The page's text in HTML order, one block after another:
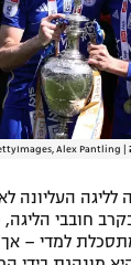
Alex Pantling
חובבי הליגה,
למדי – אך